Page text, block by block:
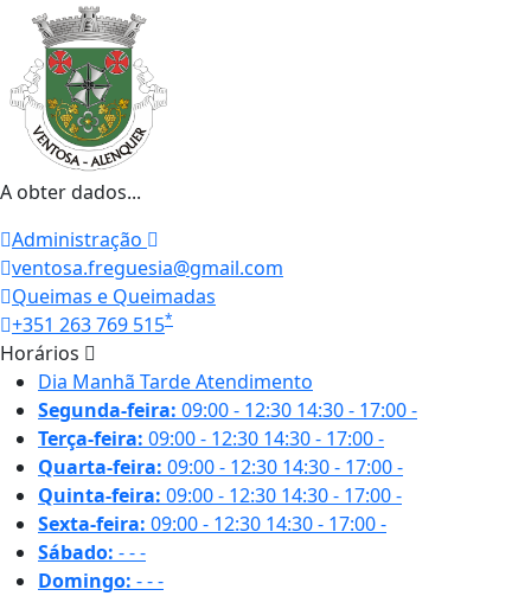
A obter dados...
Administração
ventosa.freguesia@gmail.com
Queimas e Queimadas
+351 263 769 515*
Horários
Dia Manhã TardeAtendimento
Segunda-feira: 09:00 - 12:30 14:30 - 17:00-
Terça-feira: 09:00 - 12:30 14:30 - 17:00-
Quarta-feira: 09:00 - 12:30 14:30 - 17:00-
Quinta-feira: 09:00 - 12:30 14:30 - 17:00-
Sexta-feira: 09:00 - 12:30 14:30 - 17:00-
Sábado: ---
Domingo: ---